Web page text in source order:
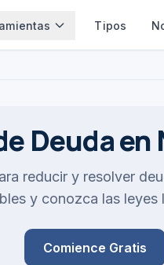
Tipos
Deuda en
reducir y resolver
y conozca las leyes
Comience Gratis